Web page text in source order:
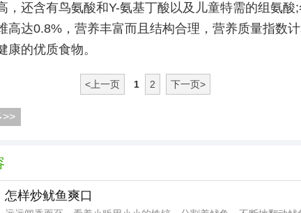
，还含有鸟氨酸和Y-氨基丁酸以及儿童特需的组氨酸
高达0.8%，营养丰富而且结构合理，营养质量指数计
康的优质食物。
<上一页 1 2 下一页>
>>
怎样炒鱿鱼爽口